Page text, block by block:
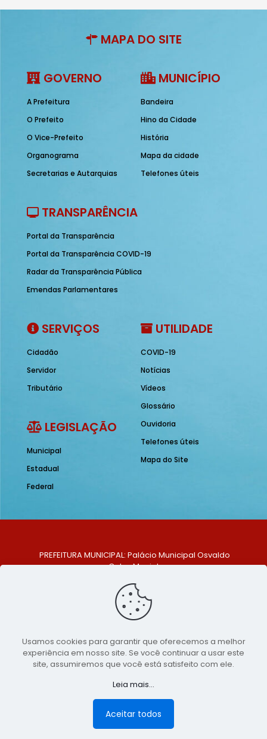
MAPA DO SITE
GOVERNO
A Prefeitura
O Prefeito
O Vice-Prefeito
Organograma
Secretarias e Autarquias
MUNICÍPIO
Bandeira
Hino da Cidade
História
Mapa da cidade
Telefones úteis
TRANSPARÊNCIA
Portal da Transparência
Portal da Transparência COVID-19
Radar da Transparência Pública
Emendas Parlamentares
SERVIÇOS
Cidadão
Servidor
Tributário
LEGISLAÇÃO
Municipal
Estadual
Federal
UTILIDADE
COVID-19
Notícias
Vídeos
Glossário
Ouvidoria
Telefones úteis
Mapa do Site
PREFEITURA MUNICIPAL: Palácio Municipal Osvaldo
Celso Maciel
Centro, São Bento do Una - PE. CEP: 553370-128
TELEFONE: (81) 99548-1569
E-MAIL: ouvidoria@saobentodouna.pe.gov.br
Copyright 2021-2026 - Assessoria de Comunicação da
Prefeitura de São Bento do Una - PE
Página desenvolvida pela agência de
publicidadeLumusWeb - Agência Digital
Usamos cookies para garantir que oferecemos a melhor
experiência em nosso site. Se você continuar a usar este
site, assumiremos que você está satisfeito com ele.
Leia mais...
Aceitar todos